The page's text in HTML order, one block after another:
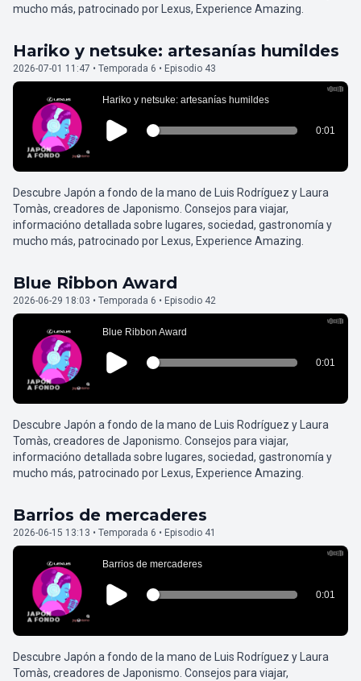
mucho más, patrocinado por Lexus, Experience Amazing.
Hariko y netsuke: artesanías humildes
2026-07-01 11:47 • Temporada 6 • Episodio 43
Descubre Japón a fondo de la mano de Luis Rodríguez y Laura
Tomàs, creadores de Japonismo. Consejos para viajar,
informacióno detallada sobre lugares, sociedad, gastronomía y
mucho más, patrocinado por Lexus, Experience Amazing.
Blue Ribbon Award
2026-06-29 18:03 • Temporada 6 • Episodio 42
Descubre Japón a fondo de la mano de Luis Rodríguez y Laura
Tomàs, creadores de Japonismo. Consejos para viajar,
informacióno detallada sobre lugares, sociedad, gastronomía y
mucho más, patrocinado por Lexus, Experience Amazing.
Barrios de mercaderes
2026-06-15 13:13 • Temporada 6 • Episodio 41
Descubre Japón a fondo de la mano de Luis Rodríguez y Laura
Tomàs, creadores de Japonismo. Consejos para viajar,